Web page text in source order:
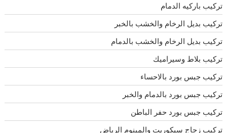
تركيب باركيه الدمام
تركيب بديل الرخام والخشب بالخبر
تركيب بديل الرخام والخشب بالدمام
تركيب بلاط وسيراميك
تركيب جبس بورد بالاحساء
تركيب جبس بورد بالدمام والخبر
تركيب جبس بورد حفر الباطن
تركيب زجاج سيكوريت والمينوم الرياض